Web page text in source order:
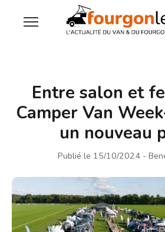
Entre salon et
Camper Van
un nouveau
Publié le 15/10/2024 -